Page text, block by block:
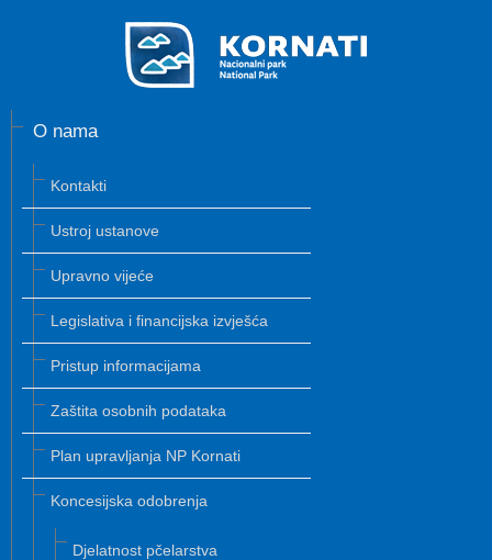
O nama
Kontakti
Ustroj ustanove
Upravno vijeće
Legislativa i financijska izvješća
Pristup informacijama
Zaštita osobnih podataka
Plan upravljanja NP Kornati
Koncesijska odobrenja
Djelatnost pčelarstva